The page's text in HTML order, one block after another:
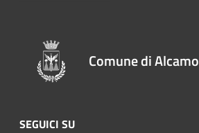
Comune di Alcamo
SEGUICI SU